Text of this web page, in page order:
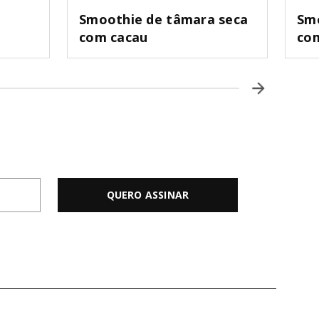
Smoothie de tâmara seca
com cacau
QUERO ASSINAR